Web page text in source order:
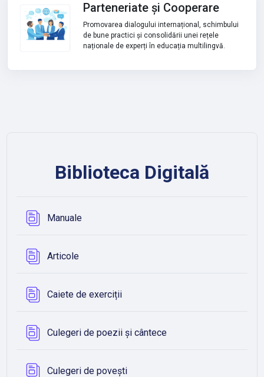
Parteneriate și Cooperare
Promovarea dialogului internațional, schimbului
de bune practici și consolidării unei rețele
naționale de experți în educația multilingvă.
Biblioteca Digitală
ManualeBază de date
ArticoleBază de date
Caiete de exercițiiBază de date
Culegeri de poezii și cânteceBază de date
Culegeri de poveștiBază de date